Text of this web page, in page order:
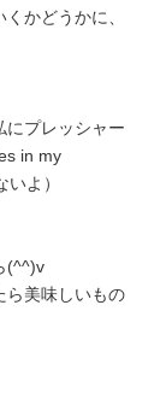
かどうかに、
にプレッシャー
in my
よ）
(^^)v
ら美味しいもの